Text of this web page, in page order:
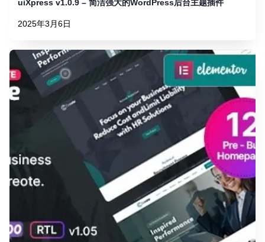
uiXpress v1.0.9 – 简洁强大的WordPress后台主题插件
2025年3月6日